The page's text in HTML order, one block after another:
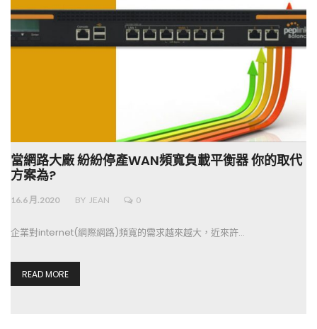
當網路大廠 紛紛停產WAN頻寬負載平衡器 你的取代
方案為?
16.6 月.2020 BY JEAN 0
企業對internet(網際網路)頻寬的需求越來越大，近來許…
READ MORE